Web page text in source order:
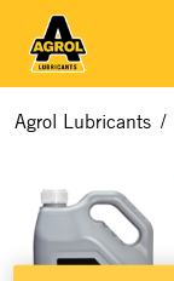
Agrol Lubricants /